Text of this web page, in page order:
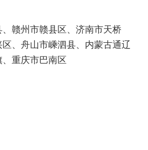
赣州市赣县区、济南市天桥
、舟山市嵊泗县、内蒙古通辽
重庆市巴南区